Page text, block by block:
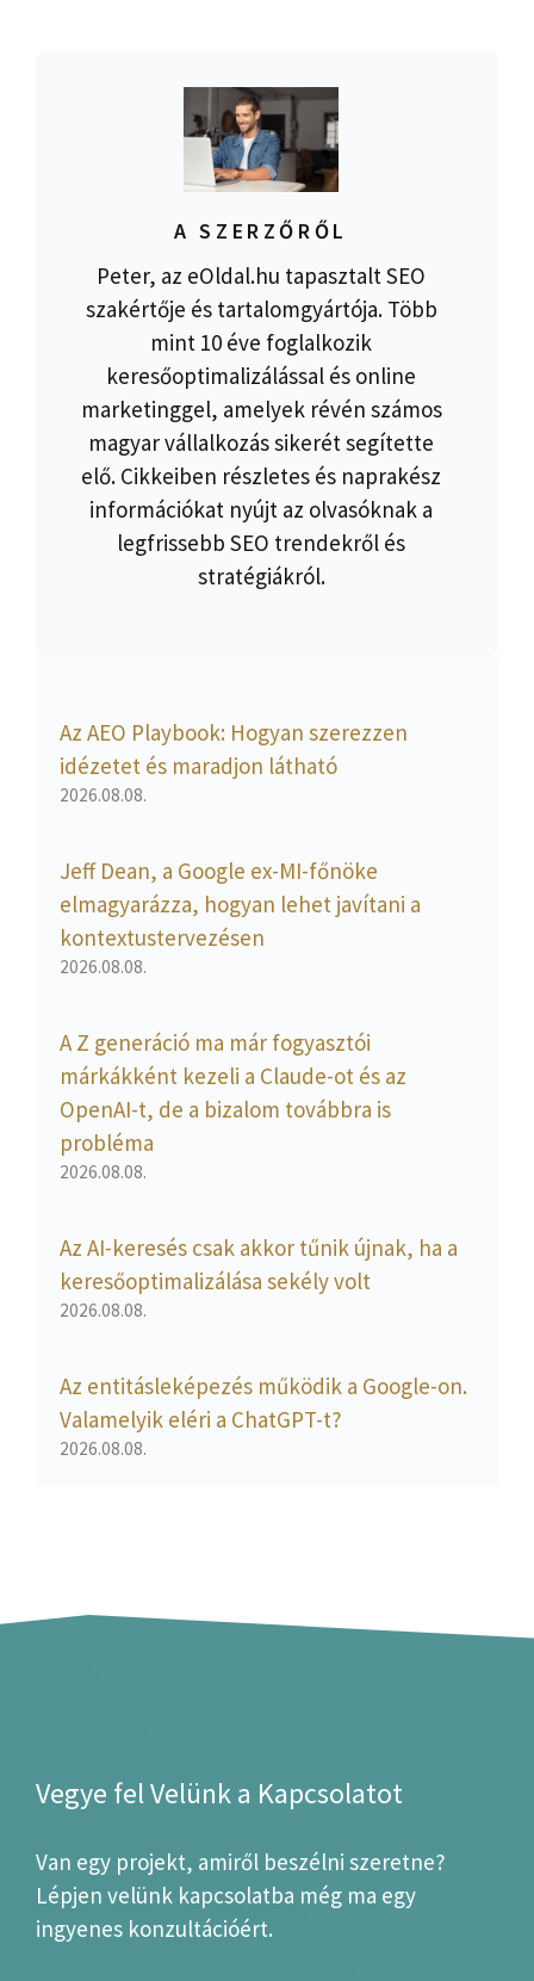
A SZERZŐRŐL
Peter, az eOldal.hu tapasztalt SEO
szakértője és tartalomgyártója. Több
mint 10 éve foglalkozik
keresőoptimalizálással és online
marketinggel, amelyek révén számos
magyar vállalkozás sikerét segítette
elő. Cikkeiben részletes és naprakész
információkat nyújt az olvasóknak a
legfrissebb SEO trendekről és
stratégiákról.
Az AEO Playbook: Hogyan szerezzen
idézetet és maradjon látható
2026.08.08.
Jeff Dean, a Google ex-MI-főnöke
elmagyarázza, hogyan lehet javítani a
kontextustervezésen
2026.08.08.
A Z generáció ma már fogyasztói
márkákként kezeli a Claude-ot és az
OpenAI-t, de a bizalom továbbra is
probléma
2026.08.08.
Az AI-keresés csak akkor tűnik újnak, ha a
keresőoptimalizálása sekély volt
2026.08.08.
Az entitásleképezés működik a Google-on.
Valamelyik eléri a ChatGPT-t?
2026.08.08.
Vegye fel Velünk a Kapcsolatot
Van egy projekt, amiről beszélni szeretne?
Lépjen velünk kapcsolatba még ma egy
ingyenes konzultációért.